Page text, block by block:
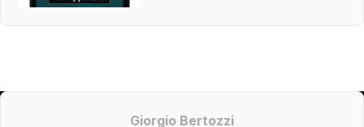
Giorgio Bertozzi